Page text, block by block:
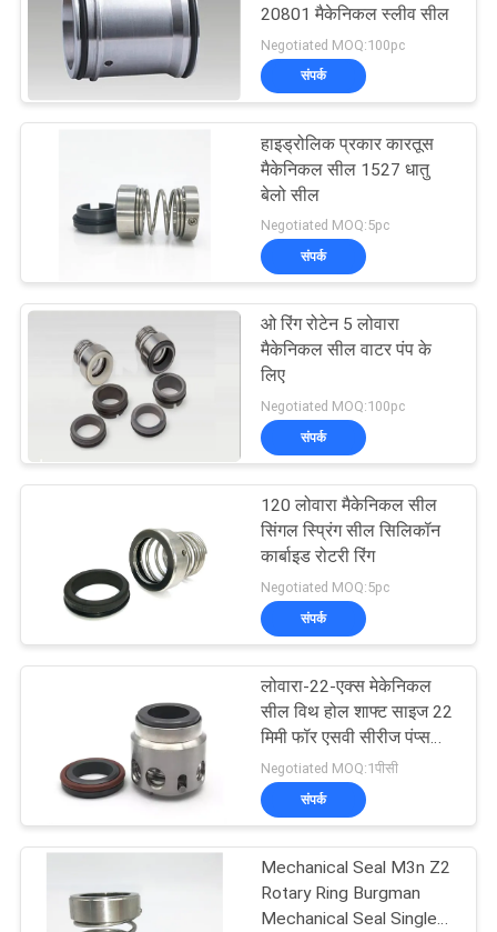
लोवारा मैकेनिकल सील
पानी पंप मैकेनिकल सील
मेटल बोले मैकेनिकल सील
50
PTFE बोएल सील
35
20801 मैकेनिकल स्लीव सील
Negotiated MOQ:100pc
संपर्क
हाइड्रोलिक प्रकार कारतूस
मैकेनिकल सील 1527 धातु
बेलो सील
Negotiated MOQ:5pc
संपर्क
ओ रिंग रोटेन 5 लोवारा
मैकेनिकल सील वाटर पंप के
लिए
Negotiated MOQ:100pc
संपर्क
120 लोवारा मैकेनिकल सील
सिंगल स्प्रिंग सील सिलिकॉन
कार्बाइड रोटरी रिंग
Negotiated MOQ:5pc
संपर्क
लोवारा-22-एक्स मेकेनिकल
सील विथ होल शाफ्ट साइज 22
मिमी फॉर एसवी सीरीज पंप्स
मटेरियल एसआईसी/कार/
वीआईटी
Negotiated MOQ:1पीसी
संपर्क
Mechanical Seal M3n Z2
Rotary Ring Burgman
Mechanical Seal Single